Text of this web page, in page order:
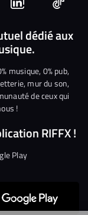
Nous
rejoindre
sur
Linkedin
Nous
dédié aux
musique, 0% pub,
mur du son,
de ceux qui
!
RIFFX !
Play